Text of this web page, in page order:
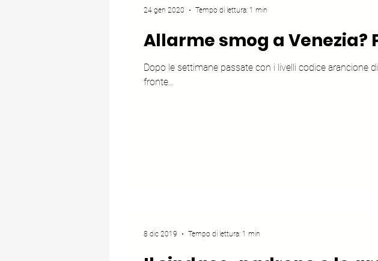
Allarme smog a Venezia?
Dopo le settimane passate con i livelli codice arancione
fronte...
24 gen 2020 Tempo di lettura: 1 min
8 dic 2019 Tempo di lettura: 1 min